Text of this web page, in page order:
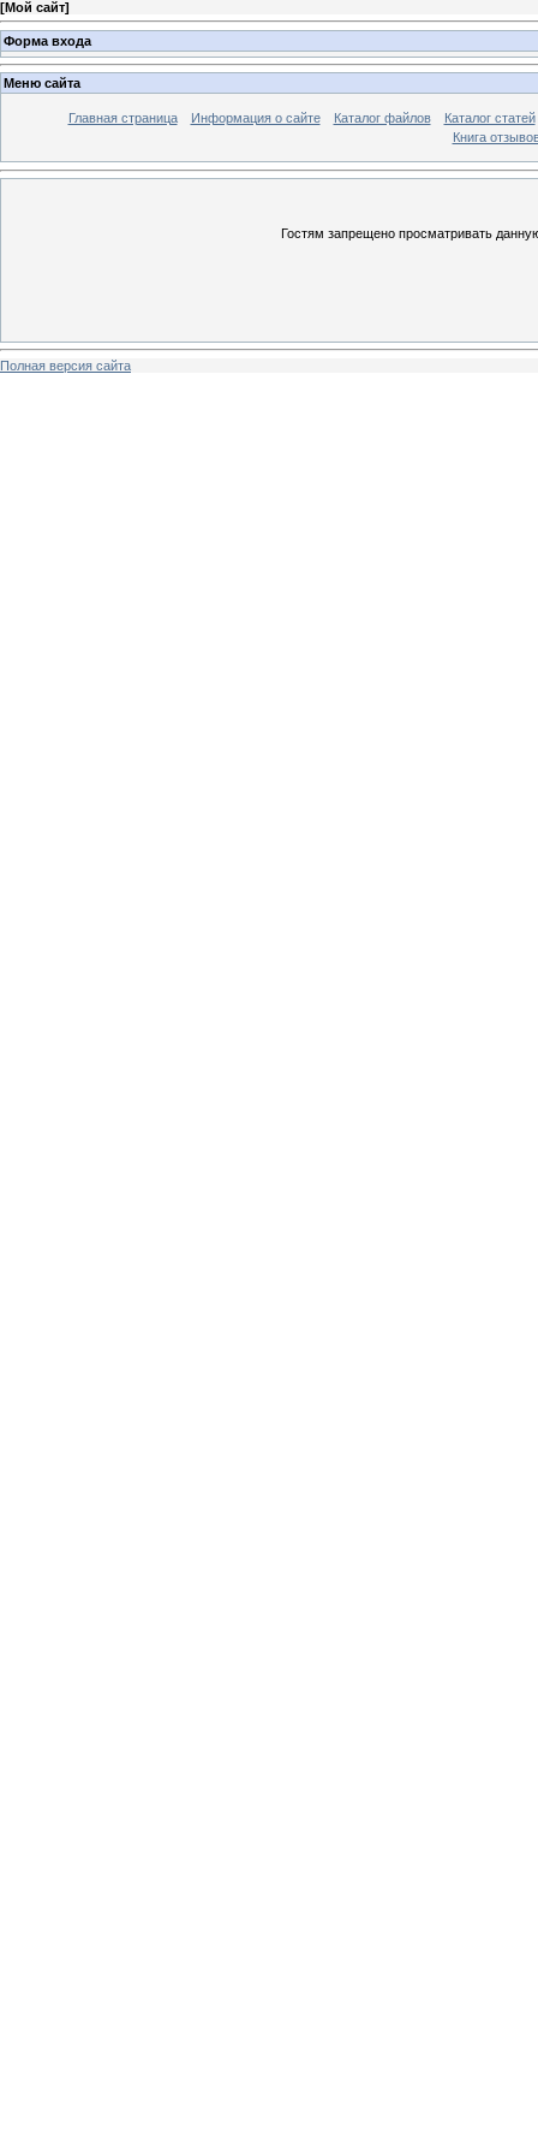
[Мой сайт]
Форма входа
Меню сайта
Главная страница Информация о сайте Каталог файлов
Каталог статей
Книга
Гостям запрещено просматривать
Полная версия сайта